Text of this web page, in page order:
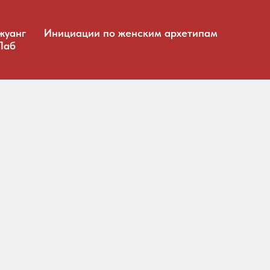
Инициации по женским архетипам